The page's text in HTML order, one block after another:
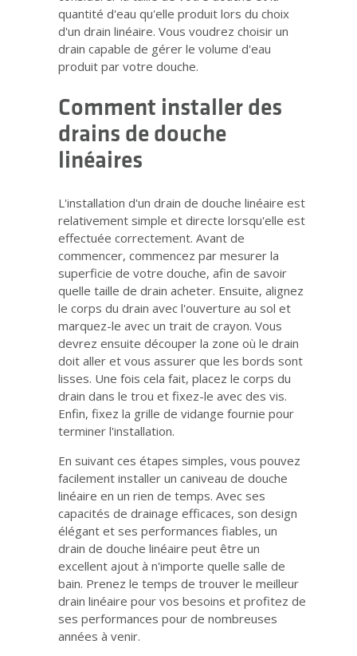
quantité d'eau qu'elle produit lors du choix
d'un drain linéaire. Vous voudrez choisir un
drain capable de gérer le volume d'eau
produit par votre douche.
Comment installer des
drains de douche
linéaires
L'installation d'un drain de douche linéaire est
relativement simple et directe lorsqu'elle est
effectuée correctement. Avant de
commencer, commencez par mesurer la
superficie de votre douche, afin de savoir
quelle taille de drain acheter. Ensuite, alignez
le corps du drain avec l'ouverture au sol et
marquez-le avec un trait de crayon. Vous
devrez ensuite découper la zone où le drain
doit aller et vous assurer que les bords sont
lisses. Une fois cela fait, placez le corps du
drain dans le trou et fixez-le avec des vis.
Enfin, fixez la grille de vidange fournie pour
terminer l'installation.
En suivant ces étapes simples, vous pouvez
facilement installer un caniveau de douche
linéaire en un rien de temps. Avec ses
capacités de drainage efficaces, son design
élégant et ses performances fiables, un
drain de douche linéaire peut être un
excellent ajout à n'importe quelle salle de
bain. Prenez le temps de trouver le meilleur
drain linéaire pour vos besoins et profitez de
ses performances pour de nombreuses
années à venir.